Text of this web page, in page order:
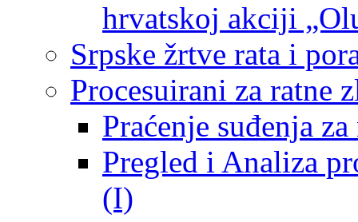
hrvatskoj akciji
Srpske žrtve rata i
Procesuirani za ratne
Praćenje suđenja
Pregled i Analiza
(I)